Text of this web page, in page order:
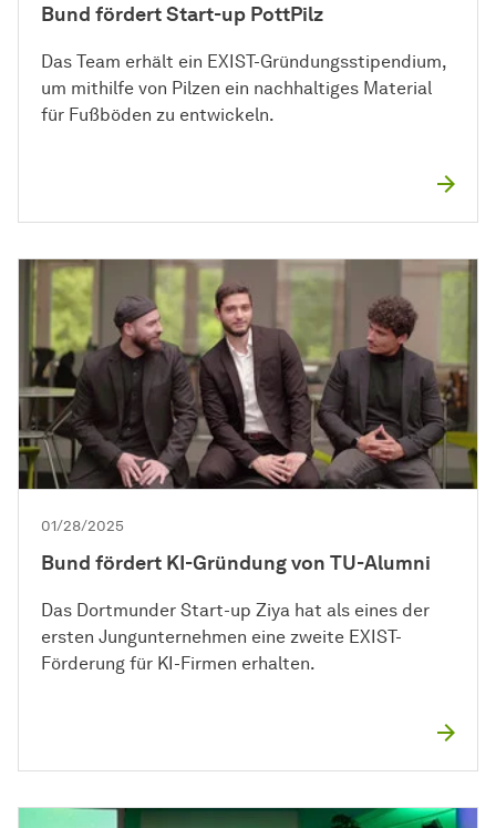
Bund fördert Start-up PottPilz
Das Team erhält ein EXIST-Gründungsstipendium,
um mithilfe von Pilzen ein nachhaltiges Material
für Fußböden zu entwickeln.
01/28/2025
Bund fördert KI-Gründung von TU-Alumni
Das Dortmunder Start-up Ziya hat als eines der
ersten Jungunternehmen eine zweite EXIST-
Förderung für KI-Firmen erhalten.